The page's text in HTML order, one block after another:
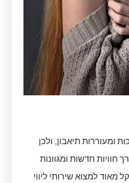
ומעוררות תיאבון, ולכן
חוויות חדשות ומגוונות
מאוד למצוא שירותי ליווי